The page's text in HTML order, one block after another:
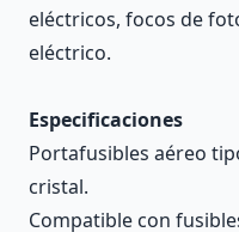
eléctricos, focos de
eléctrico.
Especificaciones
Portafusibles aéreo
cristal.
Compatible con